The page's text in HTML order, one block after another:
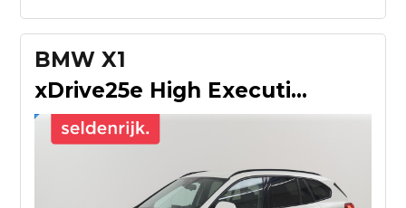
BMW X1
xDrive25e High Executive | SOH 85,2% | Half leder | Adaptive